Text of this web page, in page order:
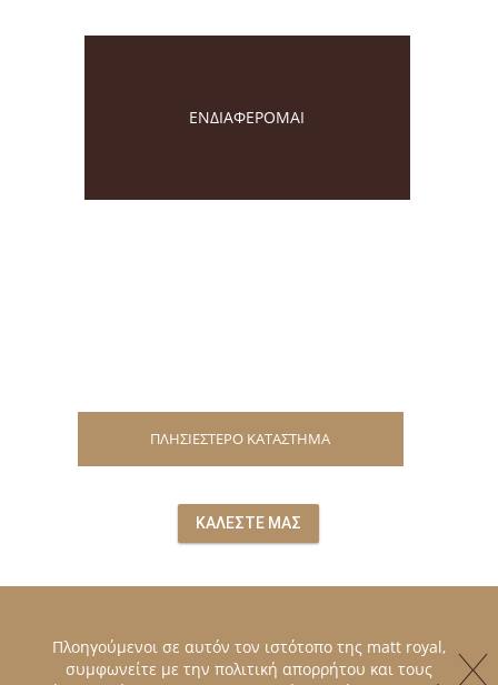
ΕΝΔΙΑΦΕΡΟΜΑΙ
ΠΛΗΣΙΕΣΤΕΡΟ ΚΑΤΑΣΤΗΜΑ
ΚΑΛΕΣΤΕ ΜΑΣ
Πλοηγούμενοι σε αυτόν τον ιστότοπο της matt royal,
συμφωνείτε με την πολιτική απορρήτου και τους